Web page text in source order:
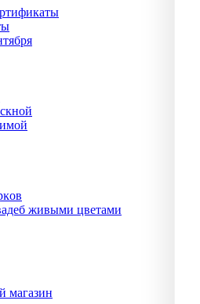
живыми цветами